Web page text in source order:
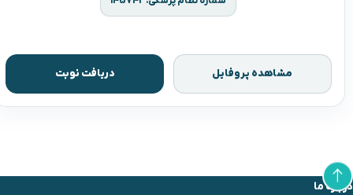
مشاهده پروفایل دریافت نوبت
درباره ما